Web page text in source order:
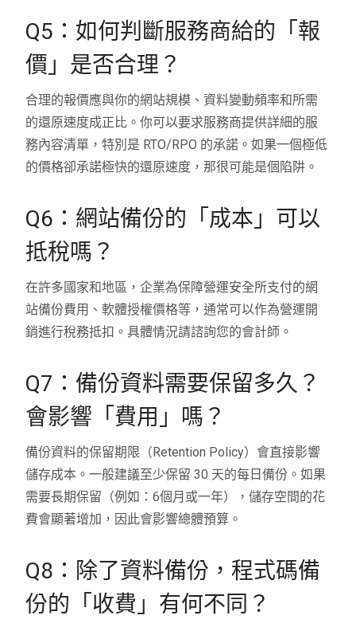
Q5：如何判斷服務商給的「報
價」是否合理？
合理的報價應與你的網站規模、資料變動頻率和所需
的還原速度成正比。你可以要求服務商提供詳細的服
務內容清單，特別是 RTO/RPO 的承諾。如果一個極低
的價格卻承諾極快的還原速度，那很可能是個陷阱。
Q6：網站備份的「成本」可以
抵稅嗎？
在許多國家和地區，企業為保障營運安全所支付的網
站備份費用、軟體授權價格等，通常可以作為營運開
銷進行稅務抵扣。具體情況請諮詢您的會計師。
Q7：備份資料需要保留多久？
會影響「費用」嗎？
備份資料的保留期限（Retention Policy）會直接影響
儲存成本。一般建議至少保留 30 天的每日備份。如果
需要長期保留（例如：6個月或一年），儲存空間的花
費會顯著增加，因此會影響總體預算。
Q8：除了資料備份，程式碼備
份的「收費」有何不同？